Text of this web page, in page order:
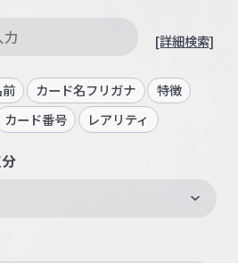
[詳細検索]
カード名フリガナ
特徴
カード番号 レアリティ